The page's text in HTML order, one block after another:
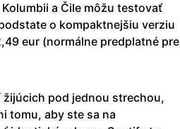
a Čile môžu testovať
o kompaktnejšiu verziu
eur (normálne predplatné pre
žijúcich pod jednou strechou,
tomu, aby ste sa na